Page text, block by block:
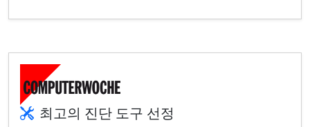
최고의 진단 도구 선정